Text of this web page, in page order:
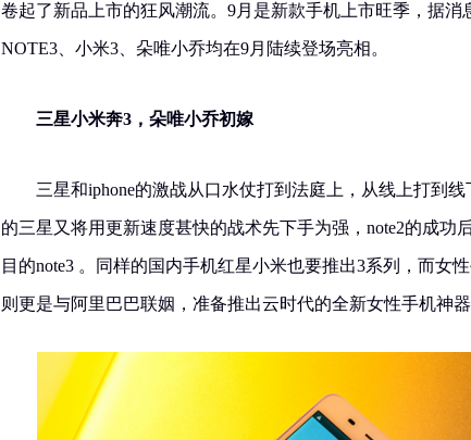
卷起了新品上市的狂风潮流。9月是新款手机上市旺季，据消
NOTE3、小米3、朵唯小乔均在9月陆续登场亮相。
三星小米奔3，朵唯小乔初嫁
三星和iphone的激战从口水仗打到法庭上，从线上打到
的三星又将用更新速度甚快的战术先下手为强，note2的成功
目的note3 。同样的国内手机红星小米也要推出3系列，而女
则更是与阿里巴巴联姻，准备推出云时代的全新女性手机神